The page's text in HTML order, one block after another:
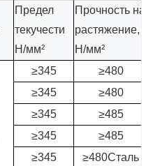
Предел
текучести
Н/мм²
Прочность на
растяжение,
Н/мм²
≥345
≥480
≥345
≥480
≥345
≥485
≥345
≥485
≥345
≥480Сталь